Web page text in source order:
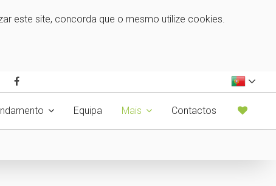
este site, concorda que o mesmo utilize cookies.
Equipa Mais Contactos